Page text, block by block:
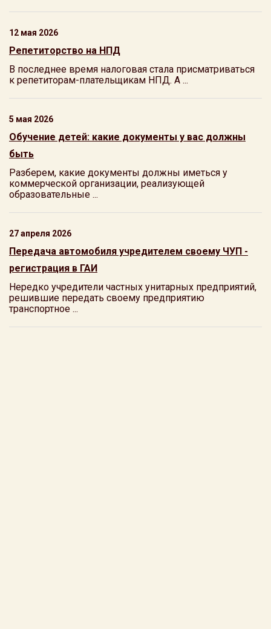
12 мая 2026
Репетиторство на НПД
В последнее время налоговая стала присматриваться
к репетиторам-плательщикам НПД. А ...
5 мая 2026
Обучение детей: какие документы у вас должны
быть
Разберем, какие документы должны иметься у
коммерческой организации, реализующей
образовательные ...
27 апреля 2026
Передача автомобиля учредителем своему ЧУП -
регистрация в ГАИ
Нередко учредители частных унитарных предприятий,
решившие передать своему предприятию
транспортное ...